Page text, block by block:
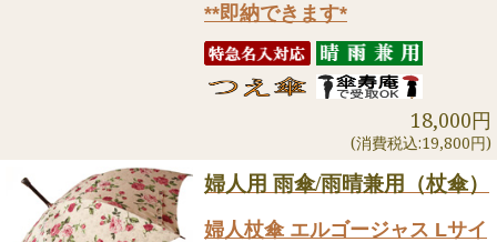
**即納できます*
18,000円
(消費税込:19,800円)
婦人用 雨傘/雨晴兼用（杖傘）
婦人杖傘 エルゴージャス Lサイ